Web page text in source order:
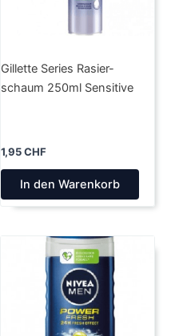
Gillette Series Rasier-
schaum 250ml Sensitive
1,95CHF
In den Warenkorb